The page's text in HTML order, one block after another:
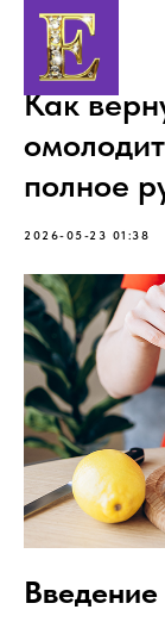
Как
полное
2026-05-23 01:38
Введение